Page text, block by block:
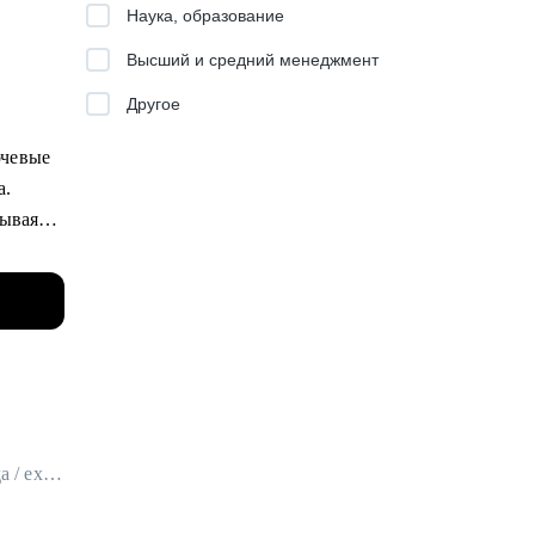
Операционный руководитель международного направления в Яндекс Еда / ex-Uber Eats
Наука, образование
Высший и средний менеджмент
Другое